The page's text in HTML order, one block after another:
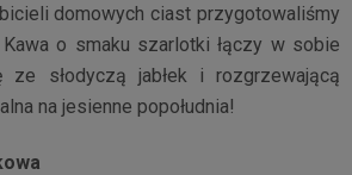
domowych ciast przygotowaliśmy
o smaku szarlotki łączy w sobie
ze słodyczą jabłek i rozgrzewającą
na jesienne popołudnia!